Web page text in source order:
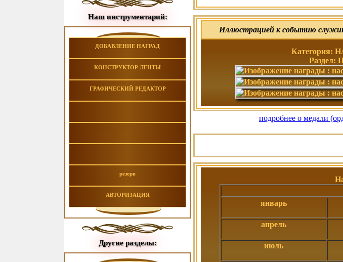
Наш инструментарий:
ДОБАВЛЕНИЕ НАГРАД
КОНСТРУКТОР ЛЕНТЫ
ГРАФИЧЕСКИЙ РЕДАКТОР
резерв
АВТОРИЗАЦИЯ
Другие разделы:
Иллюстрацией к событию
Раздел:
подробнее о медали
январь
апрель
июль